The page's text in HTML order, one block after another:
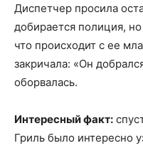
Диспетчер просила
добирается полиция,
что происходит с ее
закричала: «Он
оборвалась.
Интересный факт:
Гриль было интересно